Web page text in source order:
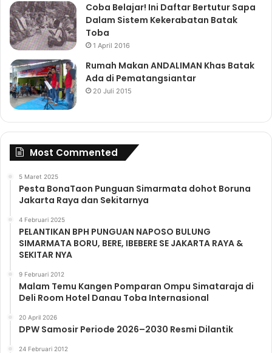
Coba Belajar! Ini Daftar Bertutur Sapa
Dalam Sistem Kekerabatan Batak
Toba
1 April 2016
Rumah Makan ANDALIMAN Khas Batak
Ada di Pematangsiantar
20 Juli 2015
Most Commented
5 Maret 2025
Pesta BonaTaon Punguan Simarmata dohot Boruna
Jakarta Raya dan Sekitarnya
4 Februari 2025
PELANTIKAN BPH PUNGUAN NAPOSO BULUNG
SIMARMATA BORU, BERE, IBEBERE SE JAKARTA RAYA &
SEKITAR NYA
9 Februari 2012
Malam Temu Kangen Pomparan Ompu Simataraja di
Deli Room Hotel Danau Toba Internasional
20 April 2026
DPW Samosir Periode 2026–2030 Resmi Dilantik
24 Februari 2012